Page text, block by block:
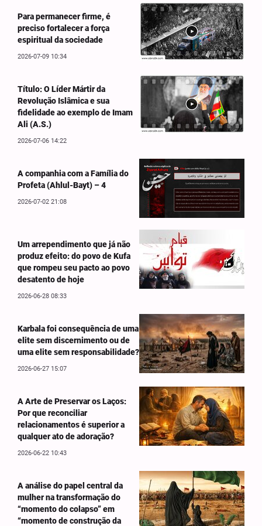
Para permanecer firme, é
preciso fortalecer a força
espiritual da sociedade
2026-07-09 10:34
Título: O Líder Mártir da
Revolução Islâmica e sua
fidelidade ao exemplo de Imam
Ali (A.S.)
2026-07-06 14:22
A companhia com a Família do
Profeta (Ahlul-Bayt) – 4
2026-07-02 21:08
Um arrependimento que já não
produz efeito: do povo de Kufa
que rompeu seu pacto ao povo
desatento de hoje
2026-06-28 08:33
Karbala foi consequência de uma
elite sem discernimento ou de
uma elite sem responsabilidade?
2026-06-27 15:07
A Arte de Preservar os Laços:
Por que reconciliar
relacionamentos é superior a
qualquer ato de adoração?
2026-06-22 10:43
A análise do papel central da
mulher na transformação do
“momento do colapso” em
“momento de construção da